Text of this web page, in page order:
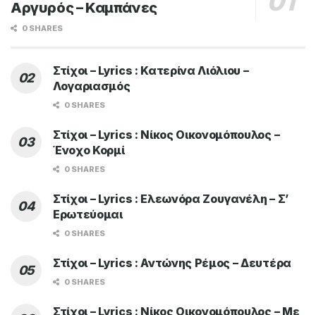
Αργυρός – Καμπάνες
0 SHARES
Στίχοι – Lyrics : Κατερίνα Λιόλιου –
Λογαριασμός
0 SHARES
Στίχοι – Lyrics : Νίκος Οικονομόπουλος –
Ένοχο Κορμί
0 SHARES
Στίχοι – Lyrics : Ελεωνόρα Ζουγανέλη – Σ’
Ερωτεύομαι
0 SHARES
Στίχοι – Lyrics : Αντώνης Ρέμος – Δευτέρα
0 SHARES
Στίχοι – Lyrics : Νίκος Οικονομόπουλος – Με